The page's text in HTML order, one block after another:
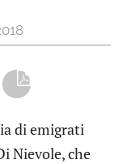
di emigrati
Nievole, che